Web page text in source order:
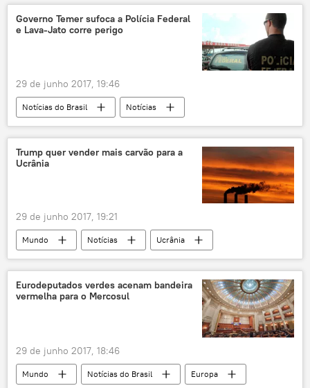
Angela Merkel
Antonio Marcelo Jackson
José Serra
Xi Jinping
Michel Temer no encontro do G20 na Alemanha
Economia
Governo Temer sufoca a Polícia Federal
e Lava-Jato corre perigo
29 de junho 2017, 19:46
Notícias do Brasil
Notícias
Tânia Prado
Polícia Federal
passaportes
Trump quer vender mais carvão para a
Ucrânia
29 de junho 2017, 19:21
Mundo Notícias
Ucrânia
Donald Trump
carvão
energia
EUA
Eurodeputados verdes acenam bandeira
vermelha para o Mercosul
29 de junho 2017, 18:46
Mundo Notícias do Brasil
Europa